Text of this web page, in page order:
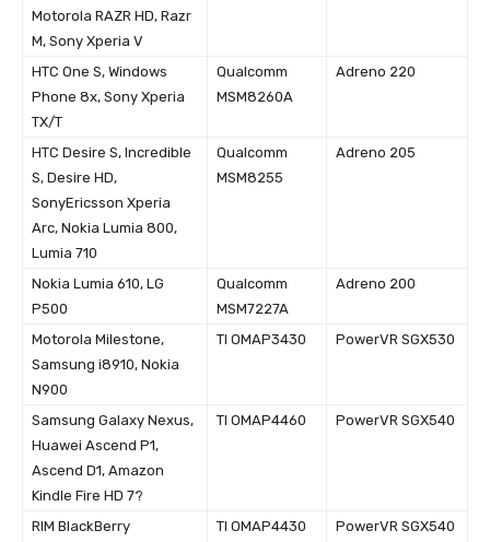
Motorola RAZR HD, Razr
M, Sony Xperia V
HTC One S, Windows
Phone 8x, Sony Xperia
TX/T
Qualcomm
MSM8260A
Adreno 220
HTC Desire S, Incredible
S, Desire HD,
SonyEricsson Xperia
Arc, Nokia Lumia 800,
Lumia 710
Qualcomm
MSM8255
Adreno 205
Nokia Lumia 610, LG
P500
Qualcomm
MSM7227A
Adreno 200
Motorola Milestone,
Samsung i8910, Nokia
N900
TI OMAP3430 PowerVR SGX530
Samsung Galaxy Nexus,
Huawei Ascend P1,
Ascend D1, Amazon
Kindle Fire HD 7?
TI OMAP4460 PowerVR SGX540
RIM BlackBerry
TI OMAP4430 PowerVR SGX540